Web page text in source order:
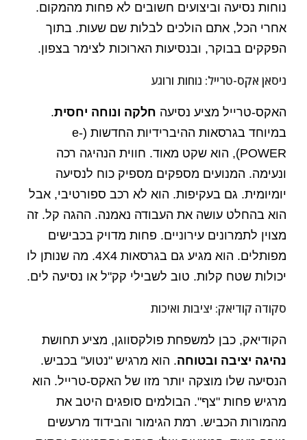
נוחות נסיעה וביצועים חשובים לא פחות מהמקום.
אחרי הכל, אתם הולכים לבלות שם שעות. בתוך
הפקקים בבוקר, ובנסיעות הארוכות לצימר בצפון.
ניסאן אקס-טרייל: נוחות ורוגע
האקס-טרייל מציע נסיעה חלקה ונוחה יחסית.
במיוחד בגרסאות ההיברידיות החדשות (e-
POWER), הוא שקט מאוד. חווית הנהיגה רכה
ונעימה. המנועים מספקים מספיק כוח לנסיעה
יומיומית. גם בעקיפות. הוא לא רכב ספורטיבי, אבל
הוא בהחלט עושה את העבודה נאמנה. ההגה קל. זה
מצוין לתמרונים עירוניים. פחות מדויק בכבישים
מפותלים. הוא מגיע גם בגרסאות 4X4. מה שנותן לו
יכולות שטח קלות. טוב לשבילי קק"ל או נסיעה לים.
סקודה קודיאק: יציבות ואיכות
הקודיאק, כבן למשפחת פולקסווגן, מציע תחושת
נהיגה יציבה ובטוחה. הוא מרגיש "נטוע" בכביש.
הנסיעה שלו מוצקה יותר מזו של האקס-טרייל. הוא
מרגיש פחות "צף". הבולמים סופגים היטב את
מהמורות הכביש. רמת הגימור והבידוד מרעשים